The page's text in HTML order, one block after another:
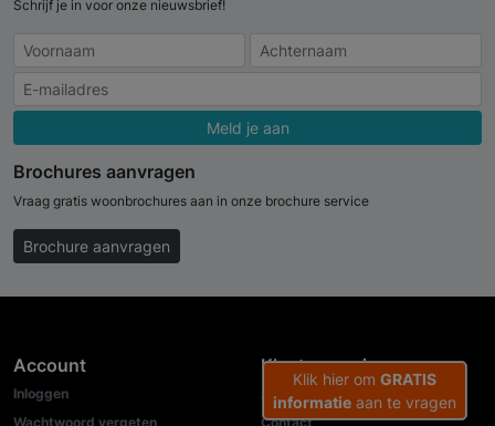
Schrijf je in voor onze nieuwsbrief!
Meld je aan
Brochures aanvragen
Vraag gratis woonbrochures aan in onze brochure service
Brochure aanvragen
Account
Inloggen
Wachtwoord vergeten
Klantenservice
Adverteren
Contact
Klik hier om GRATIS
informatie aan te vragen